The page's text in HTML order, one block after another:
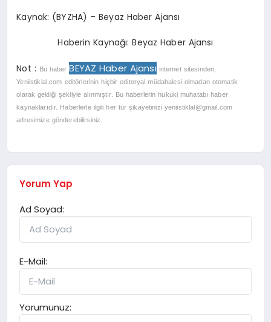
Kaynak: (BYZHA) – Beyaz Haber Ajansı
Haberin Kaynağı: Beyaz Haber Ajansı
Not : Bu haber BEYAZ Haber Ajansı internet sitesinden,
Yeniistiklal.com editörlerinin hiçbir editoryal müdahalesi olmadan otomatik
olarak geldiği şekliyle alınmıştır. Bu haberlerin hukuki muhatabı haber
kaynaklarıdır. Haberlerle ilgili her tür şikayetinizi yeniistiklal@gmail.com
adresimize gönderebilirsiniz.
Yorum Yap
Ad Soyad:
E-Mail:
Yorumunuz: